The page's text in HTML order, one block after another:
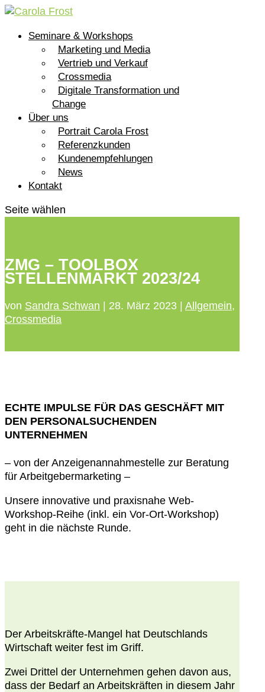
Seminare & Workshops
Marketing und Media
Vertrieb und Verkauf
Crossmedia
Digitale Transformation und
Change
Über uns
Portrait Carola Frost
Referenzkunden
Kundenempfehlungen
News
Kontakt
Seite wählen
ZMG – TOOLBOX
STELLENMARKT 2023/24
von Sandra Schwan | 28. März 2023 | Allgemein,
Crossmedia
ECHTE IMPULSE FÜR DAS GESCHÄFT MIT
DEN PERSONALSUCHENDEN
UNTERNEHMEN
– von der Anzeigenannahmestelle zur Beratung
für Arbeitgebermarketing –
Unsere innovative und praxisnahe Web-
Workshop-Reihe (inkl. ein Vor-Ort-Workshop)
geht in die nächste Runde.
Der Arbeitskräfte-Mangel hat Deutschlands
Wirtschaft weiter fest im Griff.
Zwei Drittel der Unternehmen gehen davon aus,
dass der Bedarf an Arbeitskräften in diesem Jahr